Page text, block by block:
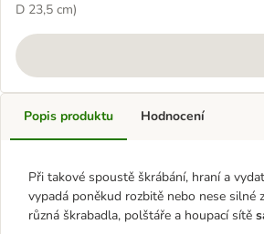
D 23,5 cm)
Popis produktu
Při takové spoustě škrábání, hraní a
vypadá poněkud rozbitě nebo nese
různá škrabadla, polštáře a houpací sítě
Hodnocení